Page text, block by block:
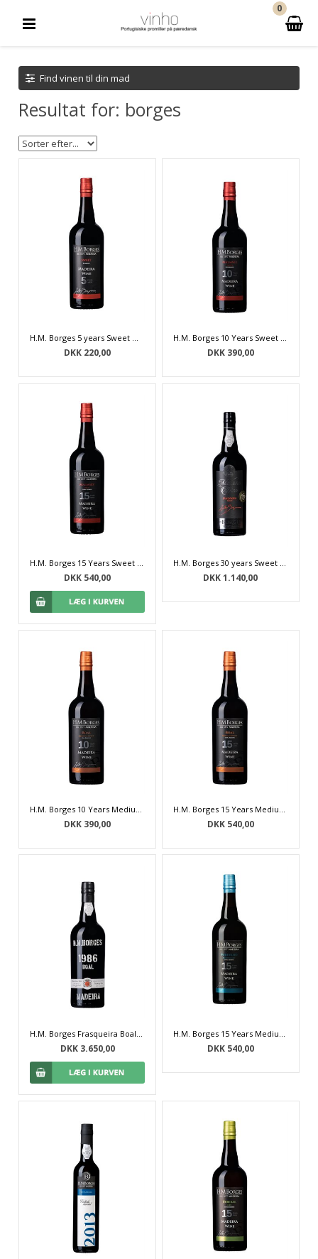
0
Find vinen til din mad
Resultat for: borges
H.M. Borges 5 years Sweet Madeira
DKK 220,00
H.M. Borges 10 Years Sweet Malvasia Old Reserve Madeira
DKK 390,00
DKK 540,00 DKK 1.140,00
DKK 390,00 DKK 540,00
DKK 3.650,00 DKK 540,00